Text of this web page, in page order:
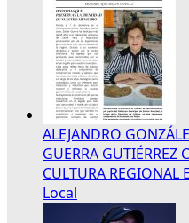
ALEJANDRO
GUERRA GUTIÉRREZ
CULTURA REGIONAL
Local